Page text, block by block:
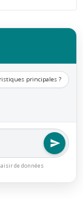
principales ?
de données